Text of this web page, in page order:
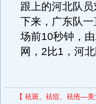
跟上的河北队
下来，广东队
场前10秒钟，
网，2比1，河
【 祛斑、祛痘、祛疮—美